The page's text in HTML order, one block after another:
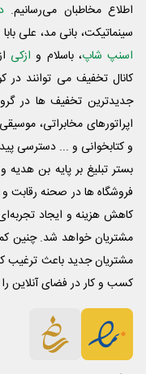
اطلاع مخاطبان می‌رسانیم.
سینماتیکت، بانی مد، علی‌ بابا
اسنپ شاپ، باسلام و ازکی
کانال تخفیف می توانند در
جدیدترین تخفیف ها در
اپراتورهای مخابراتی،
و کتابخوانی و ... دسترسی
بستر تبلیغ بر پایه بن هدیه
فروشگاه ها در صحنه رقابت
کاهش هزینه و ایجاد
مشتریان خواهد شد. چنین
مشتریان جدید باعث ترغیب
کسب و کار در فضای آنلاین